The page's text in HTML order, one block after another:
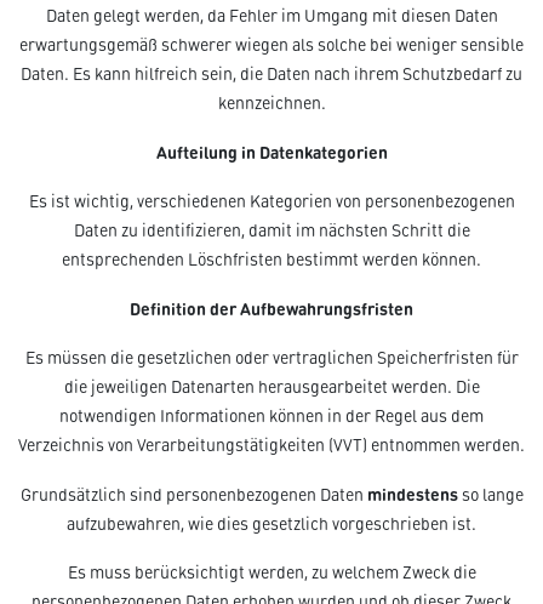
Daten gelegt werden, da Fehler im Umgang mit diesen Daten
erwartungsgemäß schwerer wiegen als solche bei weniger sensible
Daten. Es kann hilfreich sein, die Daten nach ihrem Schutzbedarf zu
kennzeichnen.
Aufteilung in Datenkategorien
Es ist wichtig, verschiedenen Kategorien von personenbezogenen
Daten zu identifizieren, damit im nächsten Schritt die
entsprechenden Löschfristen bestimmt werden können.
Definition der Aufbewahrungsfristen
Es müssen die gesetzlichen oder vertraglichen Speicherfristen für
die jeweiligen Datenarten herausgearbeitet werden. Die
notwendigen Informationen können in der Regel aus dem
Verzeichnis von Verarbeitungstätigkeiten (VVT) entnommen werden.
Grundsätzlich sind personenbezogenen Daten mindestensso lange
aufzubewahren, wie dies gesetzlich vorgeschrieben ist.
Es muss berücksichtigt werden, zu welchem Zweck die